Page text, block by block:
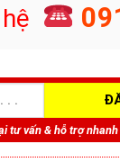
tư vấn & hỗ trợ